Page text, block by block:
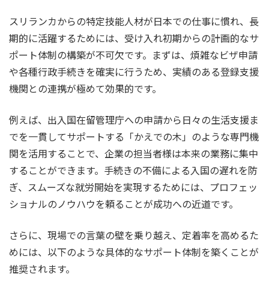
スリランカからの特定技能人材が日本での仕事に慣れ、長
期的に活躍するためには、受け入れ初期からの計画的なサ
ポート体制の構築が不可欠です。まずは、煩雑なビザ申請
や各種行政手続きを確実に行うため、実績のある登録支援
機関との連携が極めて効果的です。
例えば、出入国在留管理庁への申請から日々の生活支援ま
でを一貫してサポートする「かえでの木」のような専門機
関を活用することで、企業の担当者様は本来の業務に集中
することができます。手続きの不備による入国の遅れを防
ぎ、スムーズな就労開始を実現するためには、プロフェッ
ショナルのノウハウを頼ることが成功への近道です。
さらに、現場での言葉の壁を乗り越え、定着率を高めるた
めには、以下のような具体的なサポート体制を築くことが
推奨されます。